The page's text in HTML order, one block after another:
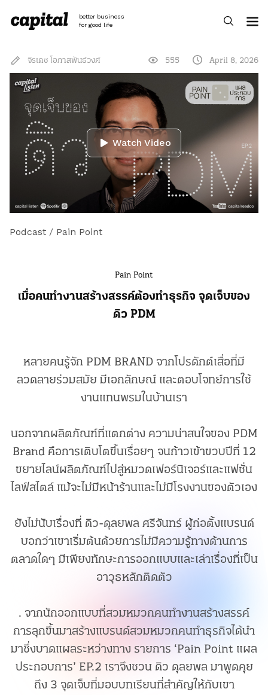
content
better business
for good life
จิรเดช โอภาสพันธ์วงศ์ 555 April 8, 2026
Watch Video
Podcast / Pain Point
Pain Point
เมื่อคนทำงานสร้างสรรค์ต้องทำธุรกิจ จุดเจ็บของ
ดิว PDM
หลายคนรู้จัก PDM BRAND จากโปรดักต์เสื่อที่มี
ลวดลายร่วมสมัย มีเอกลักษณ์ และตอบโจทย์การใช้
งานแทนพรมในบ้านเรา
นอกจากผลิตภัณฑ์ที่แตกต่าง ความน่าสนใจของ PDM
Brand คือการเติบโตขึ้นเรื่อยๆ จนก้าวเข้าขวบปีที่ 12
ขยายไลน์ผลิตภัณฑ์ไปสู่หมวดเฟอร์นิเจอร์และแฟชั่น
ไลฟ์สไตล์ แม้จะไม่มีหน้าร้านและไม่มีโรงงานของตัวเอง
ยังไม่นับเรื่องที่ ดิว-ดุลยพล ศรีจันทร์ ผู้ก่อตั้งแบรนด์
บอกว่าเขาเริ่มต้นด้วยการไม่มีความรู้ทางด้านการ
ตลาดใดๆ มีเพียงทักษะการออกแบบและเล่าเรื่องที่เป็น
อาวุธหลักติดตัว
. จากนักออกแบบที่สวมหมวกคนทำงานสร้างสรรค์
การลุกขึ้นมาสร้างแบรนด์สวมหมวกคนทำธุรกิจได้นำ
มาซึ่งบาดแผลระหว่างทาง รายการ ‘Pain Point แผล
ประกอบการ’ EP.2 เราจึงชวน ดิว ดุลยพล มาพูดคุย
ถึง 3 จุดเจ็บที่มอบบทเรียนที่สำคัญให้กับเขา